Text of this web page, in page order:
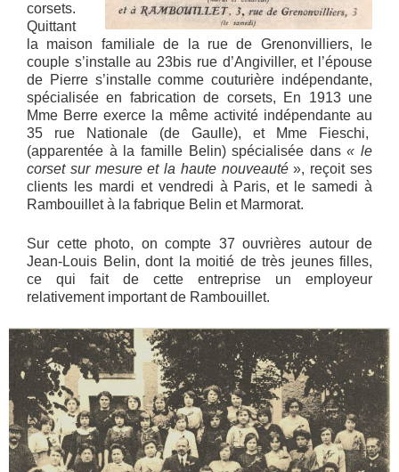
corsets.
Quittant
la maison familiale de la rue de Grenonvilliers, le
couple s’installe au 23bis rue d’Angiviller, et l’épouse
de Pierre s’installe comme couturière indépendante,
spécialisée en fabrication de corsets, En 1913 une
Mme Berre exerce la même activité indépendante au
35 rue Nationale (de Gaulle), et Mme Fieschi,
(apparentée à la famille Belin) spécialisée dans« le
corset sur mesure et la haute nouveauté», reçoit ses
clients les mardi et vendredi à Paris, et le samedi à
Rambouillet à la fabrique Belin et Marmorat.
Sur cette photo, on compte 37 ouvrières autour de
Jean-Louis Belin, dont la moitié de très jeunes filles,
ce qui fait de cette entreprise un employeur
relativement important de Rambouillet.